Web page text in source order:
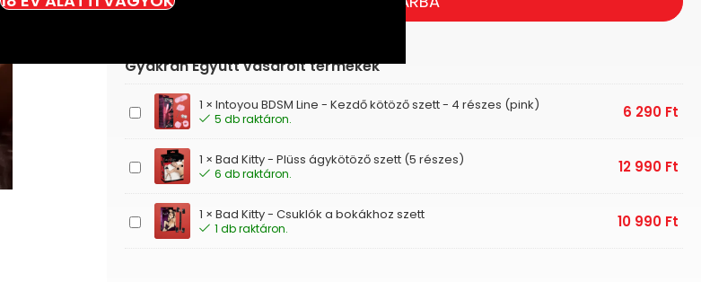
Gyakran Együtt vásárolt termékek
Intoyou
BDSM
Line
-
Kezdő
szett
-
1 × Intoyou BDSM Line - Kezdő kötöző szett - 4 részes (pink)
5 db raktáron. 6 290 Ft
Bad
Kitty
Plüss
ágykötöző
1 × Bad Kitty - Plüss ágykötöző szett (5 részes)
6 db raktáron. 12 990 Ft
Bad
Kitty
1 × Bad Kitty - Csuklók a bokákhoz szett
1 db raktáron. 10 990 Ft